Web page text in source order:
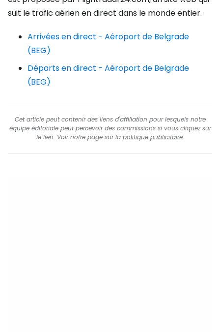
suit le trafic aérien en direct dans le monde entier.
Arrivées en direct - Aéroport de Belgrade
(BEG)
Départs en direct - Aéroport de Belgrade
(BEG)
Cet article peut contenir des liens d'affiliation pour lesquels notre
équipe éditoriale peut percevoir des commissions si vous cliquez sur
le lien. Voir notre page sur la politique publicitaire.